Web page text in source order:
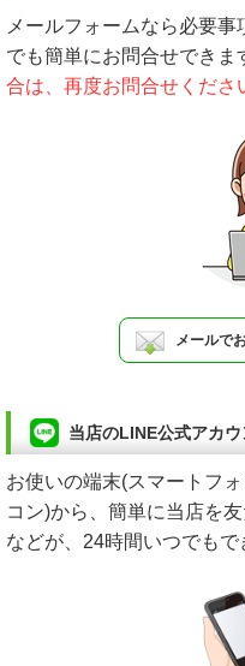
メールフォームなら必要
でも簡単にお問合せできま
合は、再度お問合せくださ
メールで
当店のLINE公式アカ
お使いの端末(スマートフ
コン)から、簡単に当店を
などが、24時間いつでもで